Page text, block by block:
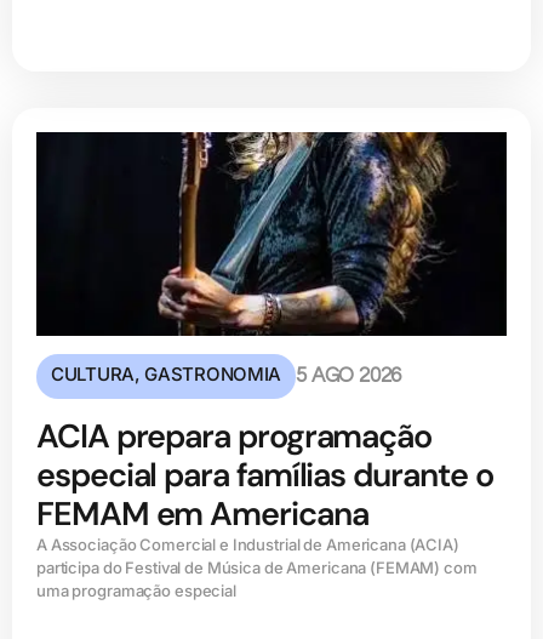
CULTURA,GASTRONOMIA 5 AGO 2026
ACIA prepara programação
especial para famílias durante o
FEMAM em Americana
A Associação Comercial e Industrial de Americana (ACIA)
participa do Festival de Música de Americana (FEMAM) com
uma programação especial